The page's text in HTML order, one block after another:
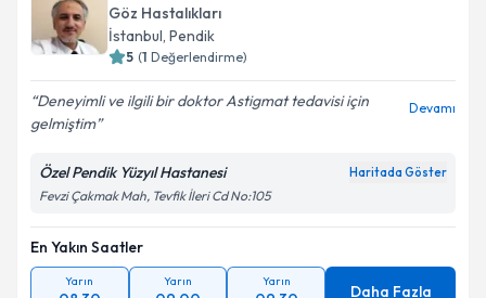
Göz Hastalıkları
İstanbul, Pendik
5 (1 Değerlendirme)
Deneyimli ve ilgili bir doktor Astigmat tedavisi için
gelmiştim
Devamı
Özel Pendik Yüzyıl Hastanesi Haritada Göster
Fevzi Çakmak Mah, Tevfik İleri Cd No:105
En Yakın Saatler
Yarın Yarın Yarın
Daha Fazla